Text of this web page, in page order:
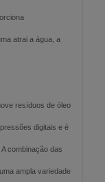
atrai a água, a
resíduos de óleo
digitais e é
combinação das
ampla variedade